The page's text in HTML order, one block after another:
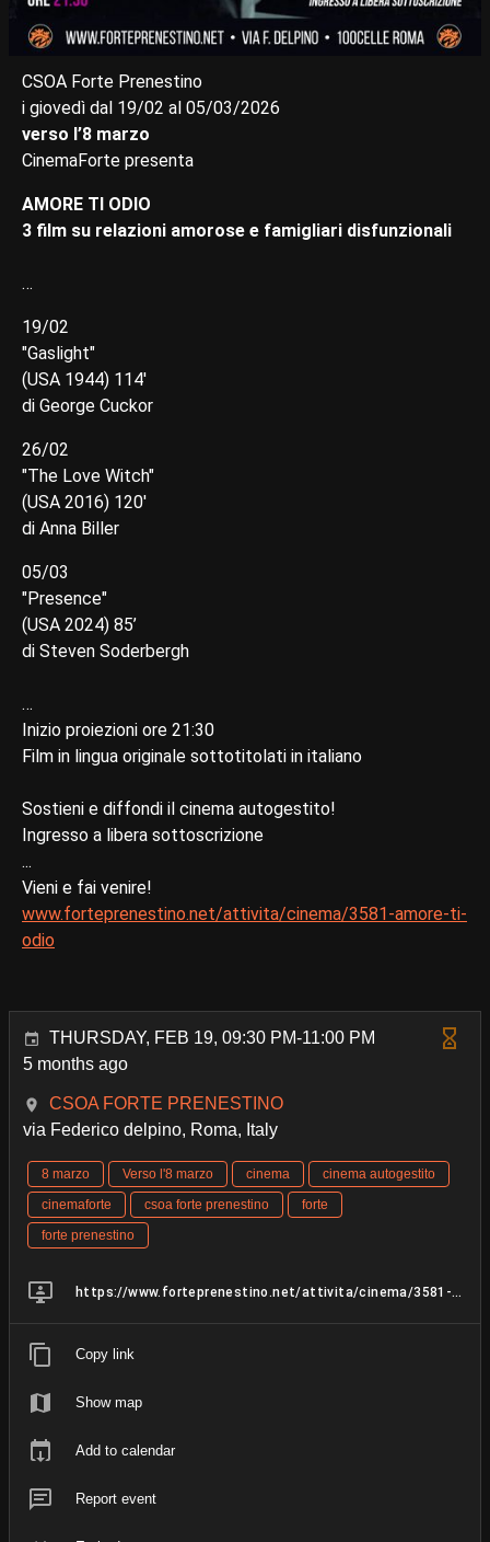
CSOA Forte Prenestino
i giovedì dal 19/02 al 05/03/2026
verso l’8 marzo
CinemaForte presenta
AMORE TI ODIO
3 film su relazioni amorose e famigliari disfunzionali
…
19/02
"Gaslight"
(USA 1944) 114'
di George Cuckor
26/02
"The Love Witch"
(USA 2016) 120'
di Anna Biller
05/03
"Presence"
(USA 2024) 85’
di Steven Soderbergh
…
Inizio proiezioni ore 21:30
Film in lingua originale sottotitolati in italiano
Sostieni e diffondi il cinema autogestito!
Ingresso a libera sottoscrizione
...
Vieni e fai venire!
www.forteprenestino.net/attivita/cinema/3581-amore-ti-
odio
THURSDAY, FEB 19, 09:30 PM-11:00 PM
5 months ago
CSOA FORTE PRENESTINO
via Federico delpino, Roma, Italy
8 marzo Verso l'8 marzo cinema
cinema autogestito
cinemaforte
csoa forte prenestino
forte
forte prenestino
https://www.forteprenestino.net/attivita/cinema/3581-amore-ti-odio
Copy link
Show map
Add to calendar
Report event